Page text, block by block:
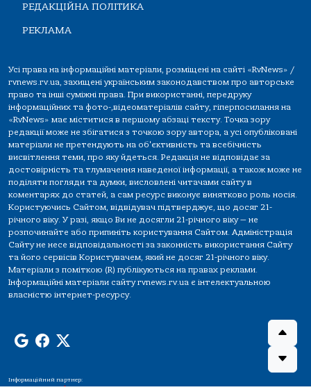
РЕДАКЦІЙНА ПОЛІТИКА
РЕКЛАМА
Усі права на інформаційні матеріали, розміщені на сайті «RvNews» /
rvnews.rv.ua, захищені українським законодавством про авторське
право та інші суміжні права. При використанні, передруку
інформаційних та фото-,відеоматеріалів сайту, гіперпосилання на
«RvNews» має міститися в першому абзаці тексту. Точка зору
редакції може не збігатися з точкою зору автора, а усі опубліковані
матеріали не претендують на об'єктивність та всебічність
висвітлення теми, про яку йдеться. Редакція не відповідає за
достовірність та тлумачення наведеної інформації, а також може не
поділяти погляди та думки, висловлені читачами сайту в
коментарях до статей, а сам ресурс виконує винятково роль носія.
Користуючись Сайтом, відвідувач підтверджує, що досяг 21-
річного віку. У разі, якщо Ви не досягли 21-річного віку — не
розпочинайте або припиніть користування Сайтом. Адміністрація
Сайту не несе відповідальності за законність використання Сайту
та його сервісів Користувачем, який не досяг 21-річного віку.
Матеріали з поміткою (R) публікуються на правах реклами.
Інформаційні матеріали сайту rvnews.rv.ua є інтелектуальною
власністю інтернет-ресурсу.
Інформаційний партнер: